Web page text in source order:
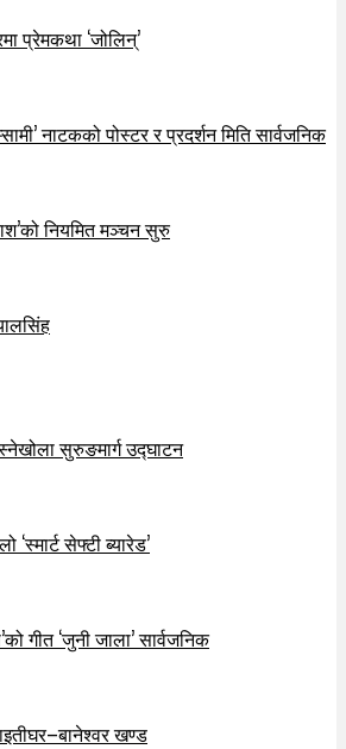
प्रेमकथा ‘जोलिन्’
नाटकको पोस्टर र प्रदर्शन मिति सार्वजनिक
नियमित मञ्चन सुरु
सुरुङमार्ग उद्घाटन
‘स्मार्ट सेफ्टी ब्यारेड’
गीत ‘जुनी जाला’ सार्वजनिक
खण्ड